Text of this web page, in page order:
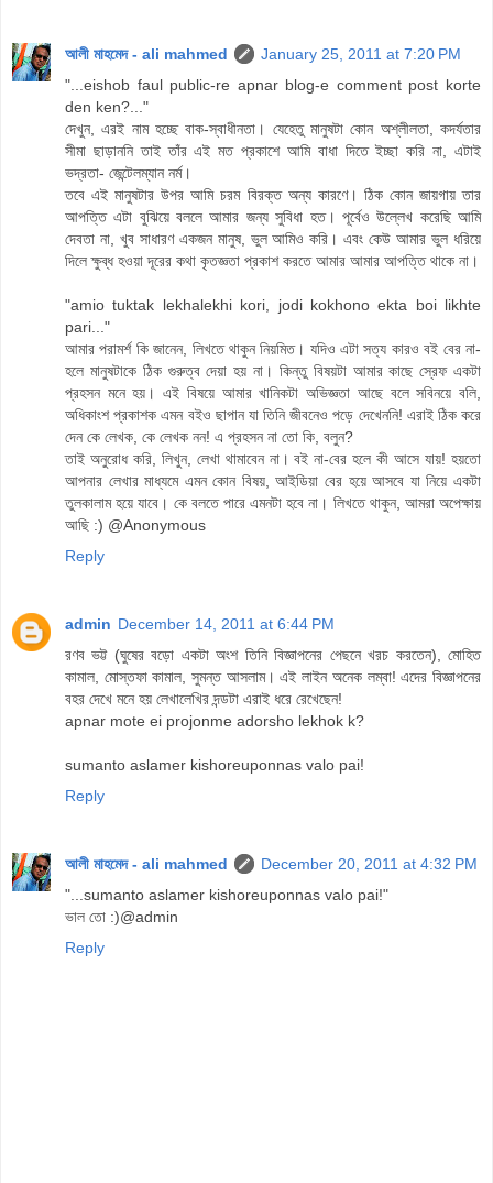
আলী মাহমেদ - ali mahmed
January 25, 2011 at 7:20 PM
"...eishob faul public-re apnar blog-e comment post korte
den ken?..."
দেখুন, এরই নাম হচ্ছে বাক-স্বাধীনতা। যেহেতু মানুষটা কোন অশ্লীলতা, কদর্যতার
সীমা ছাড়াননি তাই তাঁর এই মত প্রকাশে আমি বাধা দিতে ইচ্ছা করি না, এটাই
ভদ্রতা- জেন্টেলম্যান নর্ম।
তবে এই মানুষটার উপর আমি চরম বিরক্ত অন্য কারণে। ঠিক কোন জায়গায় তার
আপত্তি এটা বুঝিয়ে বললে আমার জন্য সুবিধা হত। পূর্বেও উল্লেখ করেছি আমি
দেবতা না, খুব সাধারণ একজন মানুষ, ভুল আমিও করি। এবং কেউ আমার ভুল ধরিয়ে
দিলে ক্ষুব্ধ হওয়া দূরের কথা কৃতজ্ঞতা প্রকাশ করতে আমার আমার আপত্তি থাকে না।
"amio tuktak lekhalekhi kori, jodi kokhono ekta boi likhte
pari..."
আমার পরামর্শ কি জানেন, লিখতে থাকুন নিয়মিত। যদিও এটা সত্য কারও বই বের না-
হলে মানুষটাকে ঠিক গুরুত্ব দেয়া হয় না। কিন্তু বিষয়টা আমার কাছে স্রেফ একটা
প্রহসন মনে হয়। এই বিষয়ে আমার খানিকটা অভিজ্ঞতা আছে বলে সবিনয়ে বলি,
অধিকাংশ প্রকাশক এমন বইও ছাপান যা তিনি জীবনেও পড়ে দেখেননি! এরাই ঠিক করে
দেন কে লেখক, কে লেখক নন! এ প্রহসন না তো কি, বলুন?
তাই অনুরোধ করি, লিখুন, লেখা থামাবেন না। বই না-বের হলে কী আসে যায়! হয়তো
আপনার লেখার মাধ্যমে এমন কোন বিষয়, আইডিয়া বের হয়ে আসবে যা নিয়ে একটা
তুলকালাম হয়ে যাবে। কে বলতে পারে এমনটা হবে না। লিখতে থাকুন, আমরা অপেক্ষায়
আছি :) @Anonymous
Reply
admin December 14, 2011 at 6:44 PM
রণব ভট্ট (ঘুষের বড়ো একটা অংশ তিনি বিজ্ঞাপনের পেছনে খরচ করতেন), মোহিত
কামাল, মোস্তফা কামাল, সুমন্ত আসলাম। এই লাইন অনেক লম্বা! এদের বিজ্ঞাপনের
বহর দেখে মনে হয় লেখালেখির দন্ডটা এরাই ধরে রেখেছেন!
apnar mote ei projonme adorsho lekhok k?
sumanto aslamer kishoreuponnas valo pai!
Reply
আলী মাহমেদ - ali mahmed
December 20, 2011 at 4:32 PM
"...sumanto aslamer kishoreuponnas valo pai!"
ভাল তো :)@admin
Reply